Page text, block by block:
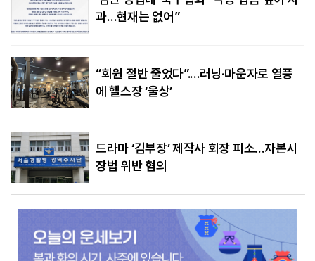
과…현재는 없어”
“회원 절반 줄었다”.…러닝·마운자로 열풍
에 헬스장 ‘울상’
드라마 ‘김부장’ 제작사 회장 피소…자본시
장법 위반 혐의